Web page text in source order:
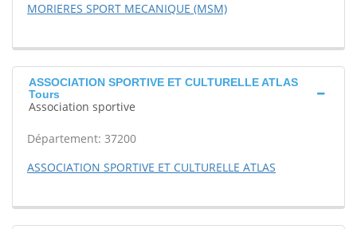
MORIERES SPORT MECANIQUE (MSM)
ASSOCIATION SPORTIVE ET CULTURELLE ATLAS
Tours
Association sportive
Département: 37200
ASSOCIATION SPORTIVE ET CULTURELLE ATLAS